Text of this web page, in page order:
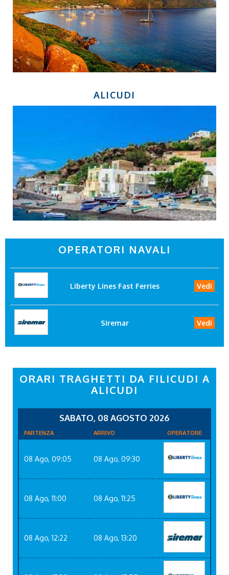
ALICUDI
OPERATORI NAVALI
Liberty Lines Fast Ferries Vedi
Siremar Vedi
ORARI TRAGHETTI DA FILICUDI A
ALICUDI
SABATO, 08 AGOSTO 2026
PARTENZA ARRIVO OPERATORE
08 Ago, 09:05 08 Ago, 09:30
08 Ago, 11:00 08 Ago, 11:25
08 Ago, 12:22 08 Ago, 13:20